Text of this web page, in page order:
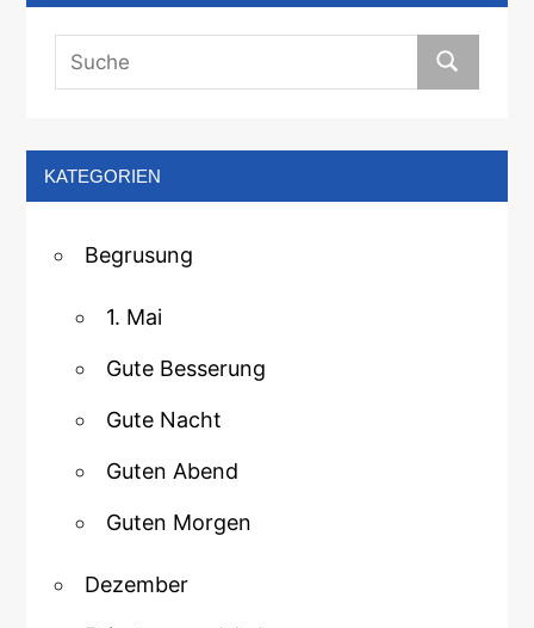
KATEGORIEN
Begrusung
1. Mai
Gute Besserung
Gute Nacht
Guten Abend
Guten Morgen
Dezember